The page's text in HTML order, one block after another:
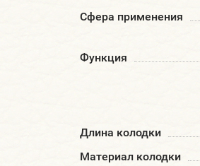
Сфера применения
Функция
Длина колодки
Материал колодки